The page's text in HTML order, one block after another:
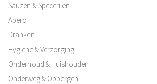
Sauzen & Specerijen
Apero
Dranken
Hygiëne & Verzorging
Onderhoud & Huishouden
Onderweg & Opbergen